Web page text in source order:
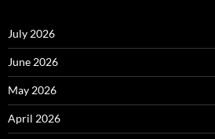
July 2026
June 2026
May 2026
April 2026